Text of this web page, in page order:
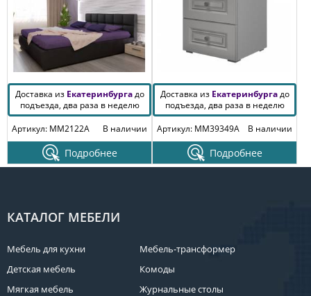
Доставка из Екатеринбургадо
подъезда, два раза в неделю
Артикул: MM2122A
В наличии
Подробнее
Доставка из Екатеринбургадо
подъезда, два раза в неделю
Артикул: MM39349A
В наличии
Подробнее
КАТАЛОГ МЕБЕЛИ
Мебель для кухни
Детская мебель
Мягкая мебель
Мебель-трансформер
Комоды
Журнальные столы